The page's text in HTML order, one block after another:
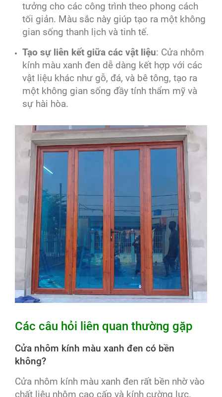
tưởng cho các công trình theo phong cách
tối giản. Màu sắc này giúp tạo ra một không
gian sống thanh lịch và tinh tế.
Tạo sự liên kết giữa các vật liệu: Cửa nhôm
kính màu xanh đen dễ dàng kết hợp với các
vật liệu khác như gỗ, đá, và bê tông, tạo ra
một không gian sống đầy tính thẩm mỹ và
sự hài hòa.
Các câu hỏi liên quan thường gặp
Cửa nhôm kính màu xanh đen có bền
không?
Cửa nhôm kính màu xanh đen rất bền nhờ vào
chất liệu nhôm cao cấp và kính cường lực.